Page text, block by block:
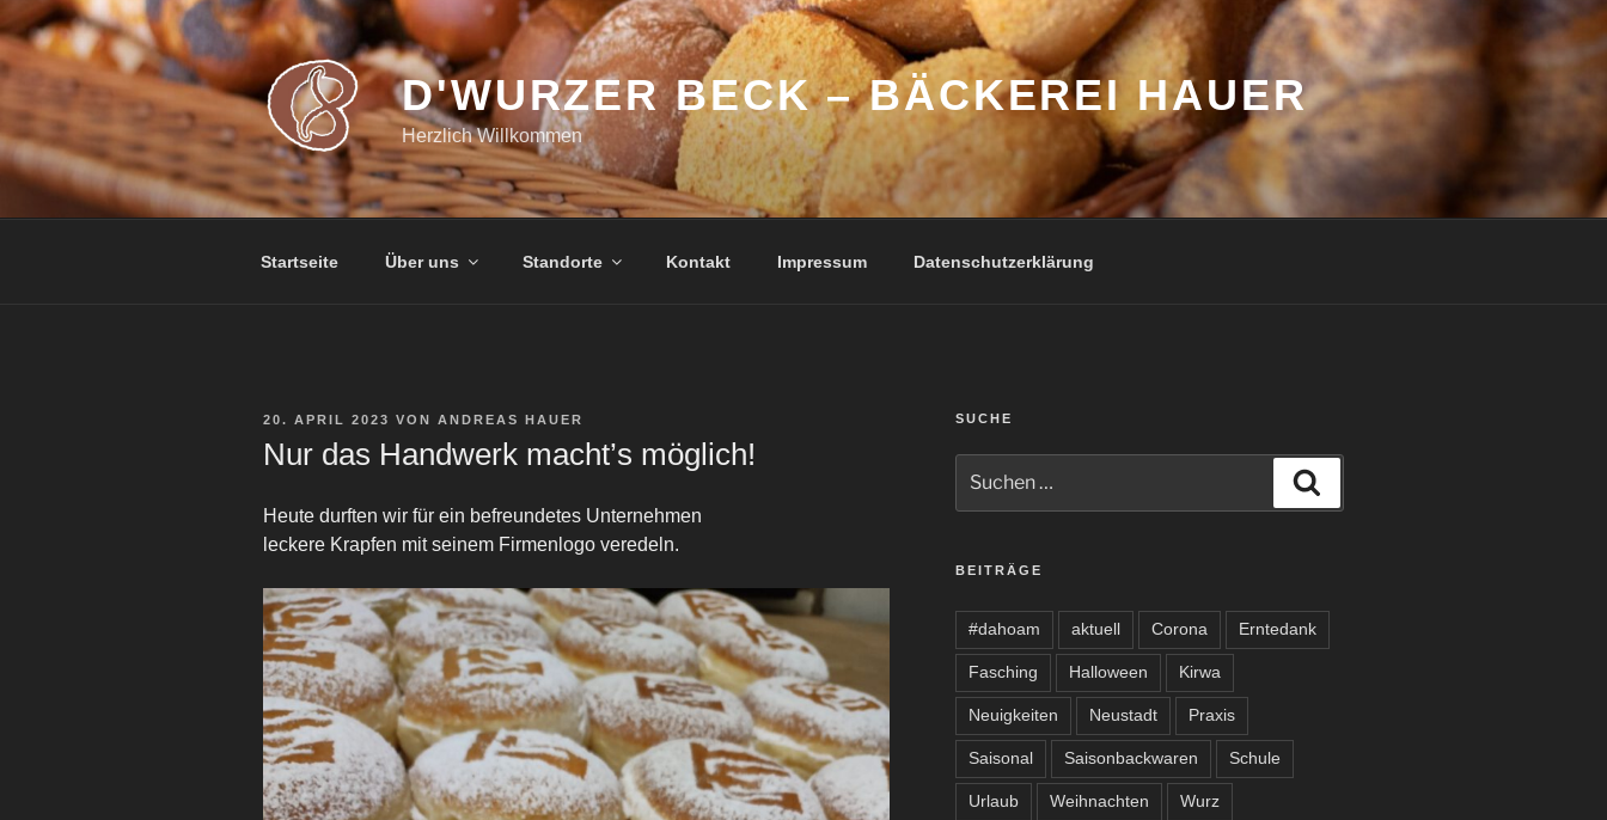
Zum
Inhalt
springen
D'WURZER BECK – BÄCKEREI HAUER
Herzlich Willkommen
Startseite Über uns Standorte Kontakt Impressum Datenschutzerklärung
VERÖFFENTLICHT
20. APRIL 2023 VON ANDREAS HAUER
Nur das Handwerk macht’s möglich!
Heute durften wir für ein befreundetes Unternehmen
leckere Krapfen mit seinem Firmenlogo veredeln.
SUCHE
nach:
BEITRÄGE
#dahoam aktuell Corona Erntedank
Fasching Halloween Kirwa
Neuigkeiten Neustadt Praxis
Saisonal Saisonbackwaren Schule
Urlaub Weihnachten Wurz